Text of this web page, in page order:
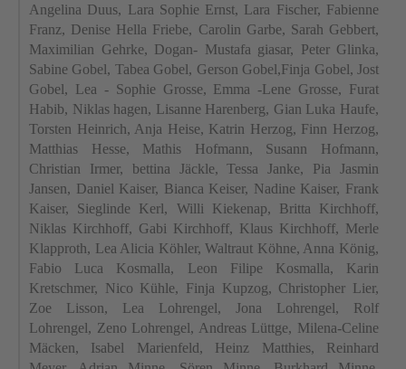
Angelina Duus, Lara Sophie Ernst, Lara Fischer, Fabienne
Franz, Denise Hella Friebe, Carolin Garbe, Sarah Gebbert,
Maximilian Gehrke, Dogan- Mustafa giasar, Peter Glinka,
Sabine Gobel, Tabea Gobel, Gerson Gobel,Finja Gobel, Jost
Gobel, Lea - Sophie Grosse, Emma -Lene Grosse, Furat
Habib, Niklas hagen, Lisanne Harenberg, Gian Luka Haufe,
Torsten Heinrich, Anja Heise, Katrin Herzog, Finn Herzog,
Matthias Hesse, Mathis Hofmann, Susann Hofmann,
Christian Irmer, bettina Jäckle, Tessa Janke, Pia Jasmin
Jansen, Daniel Kaiser, Bianca Keiser, Nadine Kaiser, Frank
Kaiser, Sieglinde Kerl, Willi Kiekenap, Britta Kirchhoff,
Niklas Kirchhoff, Gabi Kirchhoff, Klaus Kirchhoff, Merle
Klapproth, Lea Alicia Köhler, Waltraut Köhne, Anna König,
Fabio Luca Kosmalla, Leon Filipe Kosmalla, Karin
Kretschmer, Nico Kühle, Finja Kupzog, Christopher Lier,
Zoe Lisson, Lea Lohrengel, Jona Lohrengel, Rolf
Lohrengel, Zeno Lohrengel, Andreas Lüttge, Milena-Celine
Mäcken, Isabel Marienfeld, Heinz Matthies, Reinhard